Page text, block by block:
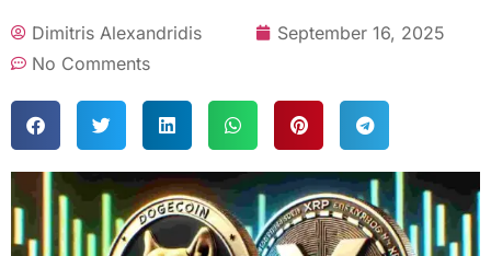
Dimitris Alexandridis
September 16, 2025
No Comments